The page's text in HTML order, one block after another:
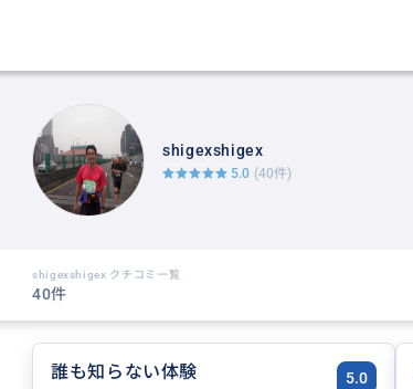
shigexshigex
5.0 (40件)
shigexshigex クチコミ一覧
40件
誰も知らない体験 5.0